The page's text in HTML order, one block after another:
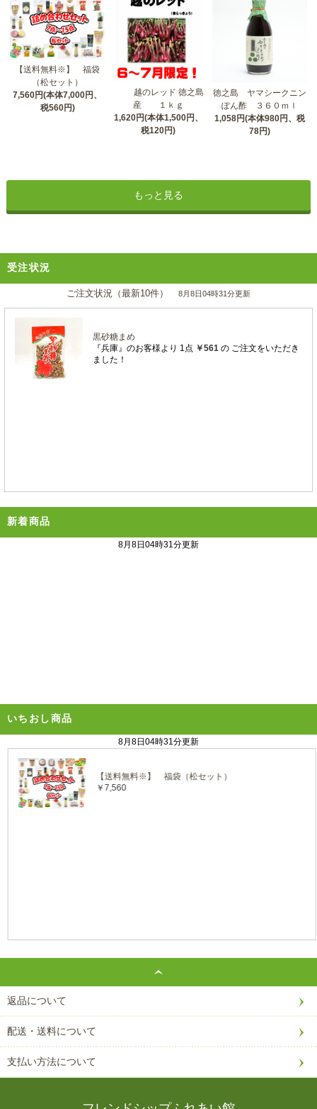
【送料無料※】 福袋
（松セット）
7,560円(本体7,000円、
税560円)
越のレッド 徳之島
産 １ｋｇ
1,620円(本体1,500円、
税120円)
徳之島 ヤマシークニン
ぽん酢 ３６０ｍｌ
1,058円(本体980円、税
78円)
もっと見る
受注状況
新着商品
いちおし商品
返品について
配送・送料について
支払い方法について